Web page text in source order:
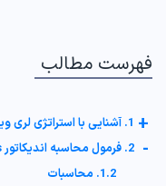
فهرست مطالب
1. آشنایی با استراتژی لری ویلیامز فارکس +
2. فرمول محاسبه اندیکاتور Larry Williams -
1.2. محاسبات